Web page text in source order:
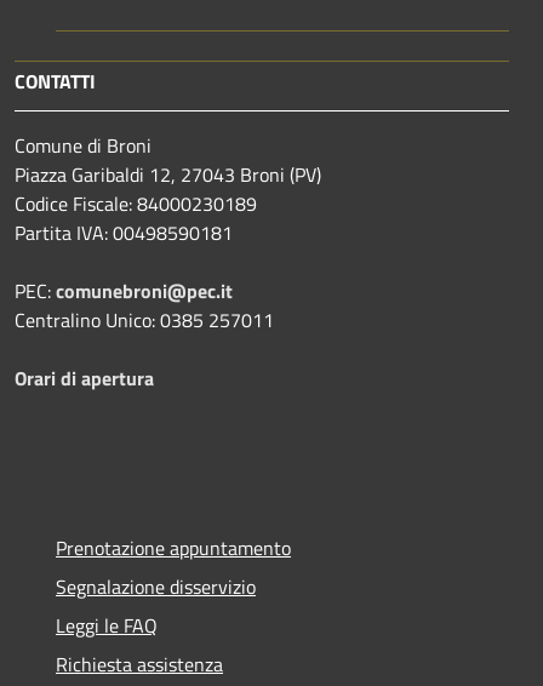
CONTATTI
Comune di Broni
Piazza Garibaldi 12, 27043 Broni (PV)
Codice Fiscale: 84000230189
Partita IVA: 00498590181
PEC:comunebroni@pec.it
Centralino Unico: 0385 257011
Orari di apertura
Prenotazione appuntamento
Segnalazione disservizio
Leggi le FAQ
Richiesta assistenza